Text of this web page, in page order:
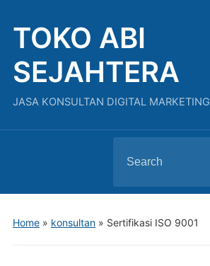
TOKO ABI
SEJAHTERA
JASA KONSULTAN DIGITAL MARKETING
for:
Home» konsultan» Sertifikasi ISO 9001